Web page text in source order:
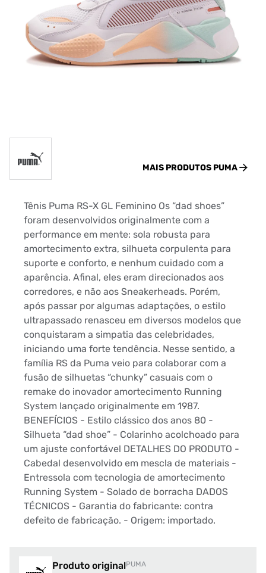
MAIS PRODUTOS PUMA
Tênis Puma RS-X GL Feminino Os “dad shoes”
foram desenvolvidos originalmente com a
performance em mente: sola robusta para
amortecimento extra, silhueta corpulenta para
suporte e conforto, e nenhum cuidado com a
aparência. Afinal, eles eram direcionados aos
corredores, e não aos Sneakerheads. Porém,
após passar por algumas adaptações, o estilo
ultrapassado renasceu em diversos modelos que
conquistaram a simpatia das celebridades,
iniciando uma forte tendência. Nesse sentido, a
família RS da Puma veio para colaborar com a
fusão de silhuetas “chunky” casuais com o
remake do inovador amortecimento Running
System lançado originalmente em 1987.
BENEFÍCIOS - Estilo clássico dos anos 80 -
Silhueta “dad shoe” - Colarinho acolchoado para
um ajuste confortável DETALHES DO PRODUTO -
Cabedal desenvolvido em mescla de materiais -
Entressola com tecnologia de amortecimento
Running System - Solado de borracha DADOS
TÉCNICOS - Garantia do fabricante: contra
defeito de fabricação. - Origem: importado.
Produto originalPUMA